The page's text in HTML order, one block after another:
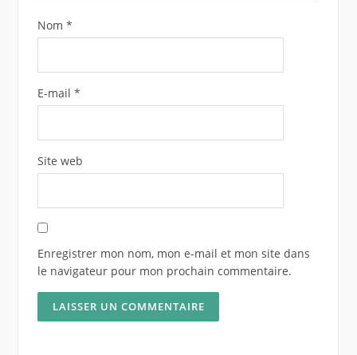
Nom *
E-mail *
Site web
Enregistrer mon nom, mon e-mail et mon site dans
le navigateur pour mon prochain commentaire.